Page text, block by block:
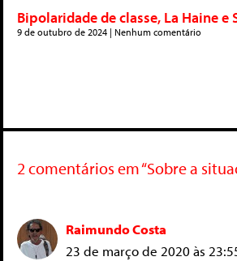
Bipolaridade de classe, La Haine e
9 de outubro de 2024 Nenhum comentário
2 comentários em “Sobre a
Raimundo Costa
23 de março de 2020 às